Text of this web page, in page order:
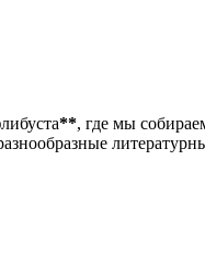
**, где мы